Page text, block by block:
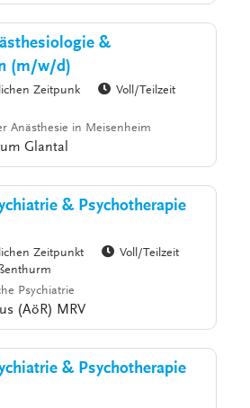
&
(m/w/d)
Zeitpunk
Voll/Teilzeit
Anästhesie in Meisenheim
Glantal
& Psychotherapie
Zeitpunkt
Voll/Teilzeit
Psychiatrie
(AöR) MRV
& Psychotherapie